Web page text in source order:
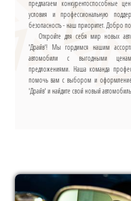
предлагаем конкурентоспособные
условия и профессиональную
безопасность - наш приоритет. Добро
Откройте для себя мир новых
'Драйв'! Мы гордимся нашим
автомобили с выгодными
предложениями. Наша команда
помочь вам с выбором и
'Драйв' и найдите свой новый